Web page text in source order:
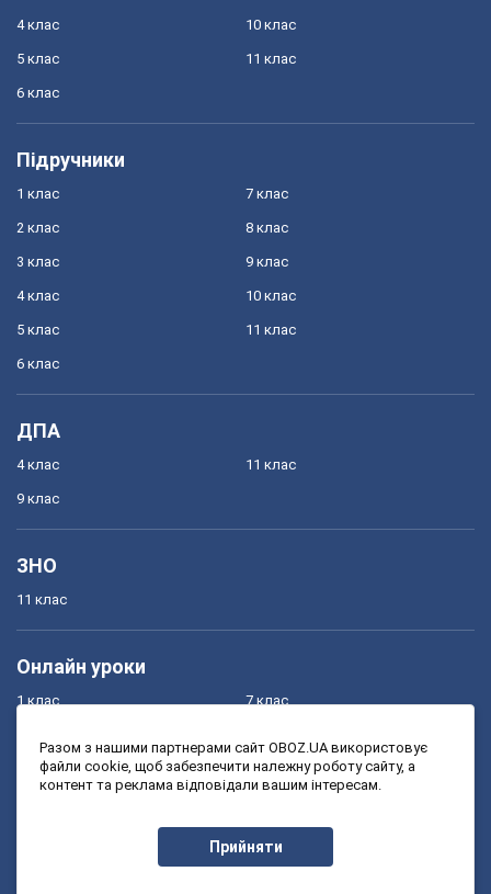
4 клас
5 клас
6 клас
10 клас
11 клас
Підручники
1 клас
2 клас
3 клас
4 клас
5 клас
6 клас
7 клас
8 клас
9 клас
10 клас
11 клас
ДПА
4 клас
9 клас
11 клас
ЗНО
11 клас
Онлайн уроки
1 клас
3 клас
7 клас
9 клас
Разом з нашими партнерами сайт OBOZ.UA використовує
файли cookie, щоб забезпечити належну роботу сайту, а
контент та реклама відповідали вашим інтересам.
Прийняти